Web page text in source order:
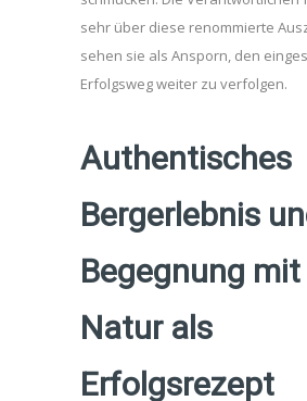
sehr über diese renommierte
sehen sie als Ansporn, den
Erfolgsweg weiter zu verfolgen.
Authentisches
Bergerlebnis
Begegnung
Natur als
Erfolgsrezept